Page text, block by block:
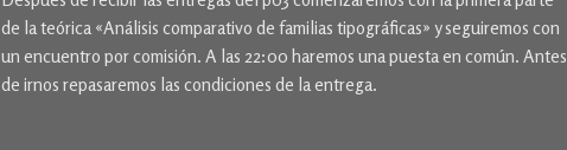
de la teórica «Análisis comparativo de familias tipográficas» y seguiremos con
un encuentro por comisión. A las 22:00 haremos una puesta en común. Antes
de irnos repasaremos las condiciones de la entrega.